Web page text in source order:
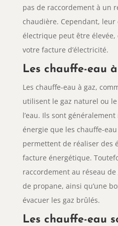
pas de raccordement à un
chaudière. Cependant, leur
électrique peut être
votre facture d’électricité.
Les chauffe-eau
Les chauffe-eau à gaz,
utilisent le gaz naturel ou
l’eau. Ils sont
énergie que les chauffe-
permettent de réaliser des
facture énergétique.
raccordement au réseau
de propane, ainsi qu’une
évacuer les gaz brûlés.
Les chauffe-eau